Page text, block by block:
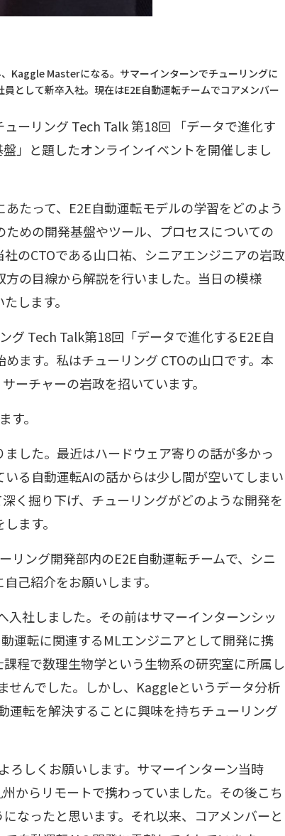
Kaggle Masterになる。サマーインターンでチューリングに
として新卒入社。現在はE2E自動運転チームでコアメンバー
ーリング Tech Talk 第18回 「データで進化す
」と題したオンラインイベントを開催しまし
たって、E2E自動運転モデルの学習をどのよう
めの開発基盤やツール、プロセスについての
のCTOである山口祐、シニアエンジニアの岩政
の目線から解説を行いました。当日の模様
します。
グ Tech Talk第18回「データで進化するE2E自
ます。私はチューリング CTOの山口です。本
ーチャーの岩政を招いています。
す。
した。最近はハードウェア寄りの話が多かっ
る自動運転AIの話からは少し間が空いてしまい
く掘り下げ、チューリングがどのような開発を
ます。
リング開発部内のE2E自動運転チームで、シニ
己紹介をお願いします。
入社しました。その前はサマーインターンシッ
運転に関連するMLエンジニアとして開発に携
程で数理生物学という生物系の研究室に所属し
せんでした。しかし、Kaggleというデータ分析
運転を解決することに興味を持ちチューリング
ろしくお願いします。サマーインターン当時
からリモートで携わっていました。その後こち
なったと思います。それ以来、コアメンバーと